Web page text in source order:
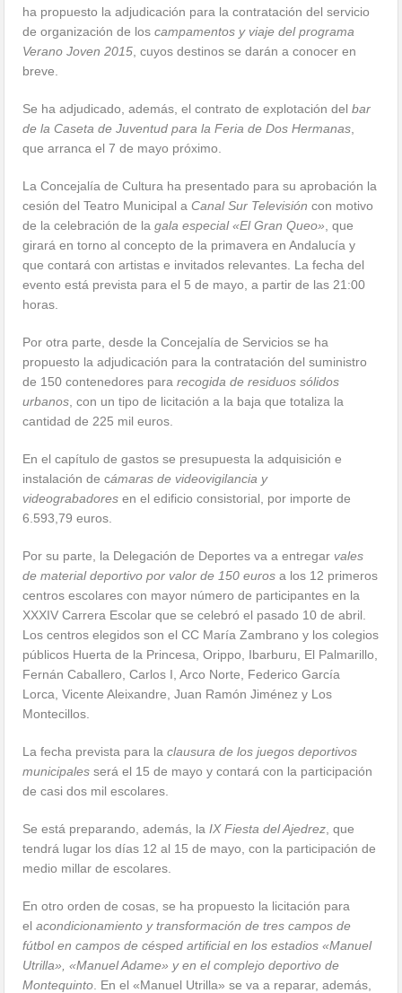
ha propuesto la adjudicación para la contratación del servicio
de organización de loscampamentos y viaje del programa
Verano Joven 2015 , cuyos destinos se darán a conocer en
breve.
Se ha adjudicado, además, el contrato de explotación delbar
de la Caseta de Juventud para la Feria de Dos Hermanas
que arranca el 7 de mayo próximo.
La Concejalía de Cultura ha presentado para su aprobación la
cesión del Teatro Municipal aCanal Sur Televisión con motivo
de la celebración de lagala especial «El Gran Queo» , que
girará en torno al concepto de la primavera en Andalucía y
que contará con artistas e invitados relevantes. La fecha del
evento está prevista para el 5 de mayo, a partir de las 21:00
horas.
Por otra parte, desde la Concejalía de Servicios se ha
propuesto la adjudicación para la contratación del suministro
de 150 contenedores pararecogida de residuos sólidos
urbanos , con un tipo de licitación a la baja que totaliza la
cantidad de 225 mil euros.
En el capítulo de gastos se presupuesta la adquisición e
instalación de cámaras de videovigilancia y
videograbadores en el edificio consistorial, por importe de
6.593,79 euros.
Por su parte, la Delegación de Deportes va a entregar vales
de material deportivo por valor de 150 eurosa los 12 primeros
centros escolares con mayor número de participantes en la
XXXIV Carrera Escolar que se celebró el pasado 10 de abril.
Los centros elegidos son el CC María Zambrano y los colegios
públicos Huerta de la Princesa, Orippo, Ibarburu, El Palmarillo,
Fernán Caballero, Carlos I, Arco Norte, Federico García
Lorca, Vicente Aleixandre, Juan Ramón Jiménez y Los
Montecillos.
La fecha prevista para laclausura de los juegos deportivos
municipales será el 15 de mayo y contará con la participación
de casi dos mil escolares.
Se está preparando, además, la IX Fiesta del Ajedrez , que
tendrá lugar los días 12 al 15 de mayo, con la participación de
medio millar de escolares.
En otro orden de cosas, se ha propuesto la licitación para
elacondicionamiento y transformación de tres campos de
fútbol en campos de césped artificial en los estadios «Manuel
Utrilla», «Manuel Adame» y en el complejo deportivo de
Montequinto . En el «Manuel Utrilla» se va a reparar, además,